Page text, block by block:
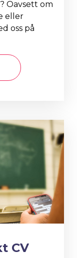
Oavsett om
eller
oss på
CV